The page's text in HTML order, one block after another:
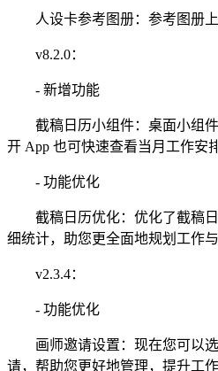
人设卡参考图册：参考图册上
v8.2.0：
- 新增功能
截稿日历小组件：桌面小组件
开 App 也可快速查看当月工作安
- 功能优化
截稿日历优化：优化了截稿日
细统计，助您更全面地规划工作与
v2.3.4：
- 功能优化
画师邀请设置：现在您可以选
请，帮助您更好地管理，提升工作